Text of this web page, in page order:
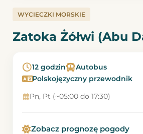
WYCIECZKI MORSKIE
Zatoka Żółwi (Abu
12 godzin
Autobus
Polskojęzyczny przewodnik
Pn, Pt (~05:00 do 17:30)
Zobacz prognozę pogody